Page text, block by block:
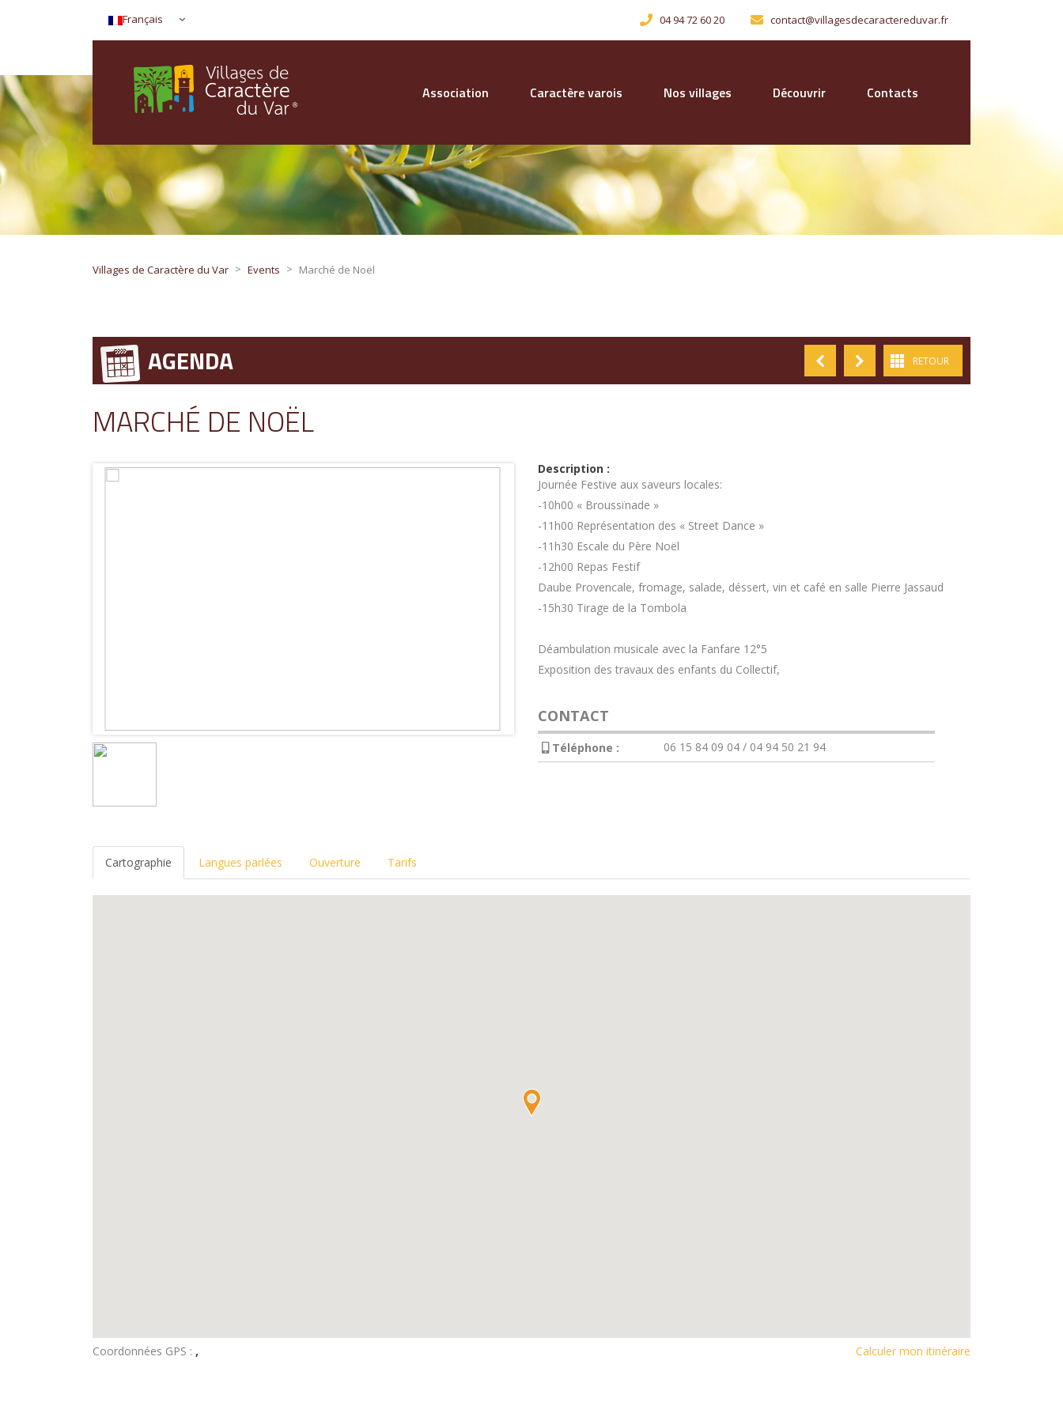
Français 04 94 72 60 20 contact@villagesdecaractereduvar.fr
Association Caractère varois Nos villages Découvrir Contacts
Villages de Caractère du Var > Events > Marché de Noël
AGENDA RETOUR
MARCHÉ DE NOËL
Description :
Journée Festive aux saveurs locales:
-10h00 « Broussïnade »
-11h00 Représentation des « Street Dance »
-11h30 Escale du Père Noël
-12h00 Repas Festif
Daube Provencale, fromage, salade, déssert, vin et café en salle Pierre Jassaud
-15h30 Tirage de la Tombola
Déambulation musicale avec la Fanfare 12°5
Exposition des travaux des enfants du Collectif,
CONTACT
Téléphone : 06 15 84 09 04 / 04 94 50 21 94
Cartographie Langues parlées Ouverture Tarifs
Coordonnées GPS : , Calculer mon itinéraire